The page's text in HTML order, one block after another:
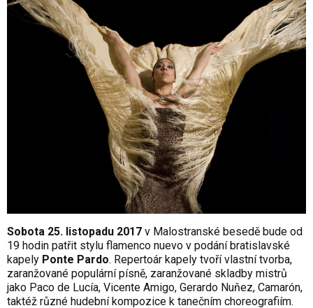
Sobota 25. listopadu 2017 v Malostranské besedě bude od
19 hodin patřit stylu flamenco nuevo v podání bratislavské
kapely Ponte Pardo. Repertoár kapely tvoří vlastní tvorba,
zaranžované populární písně, zaranžované skladby mistrů
jako Paco de Lucía, Vicente Amigo, Gerardo Nuňez, Camarón,
taktéž různé hudební kompozice k tanečním choreografiím.